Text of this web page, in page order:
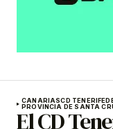
CANARIASCD TENERIFE
PROVINCIA DE SANTA
El CD